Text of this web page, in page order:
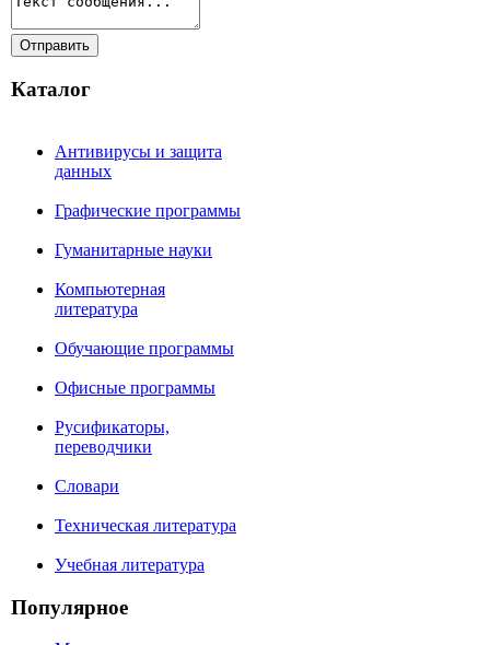
Каталог
Антивирусы и защита
данных
Графические программы
Гуманитарные науки
Компьютерная
литература
Обучающие программы
Офисные программы
Русификаторы,
переводчики
Словари
Техническая литература
Учебная литература
Популярное